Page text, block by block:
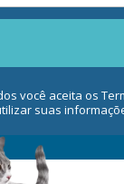
você aceita os
suas